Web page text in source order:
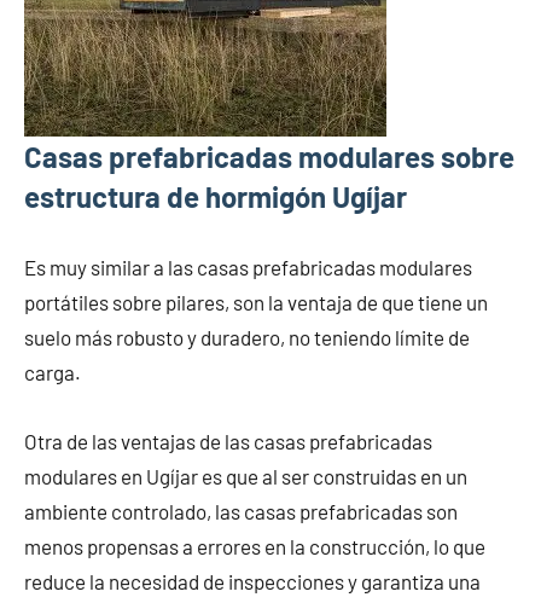
Casas prefabricadas modulares sobre
estructura de hormigón Ugíjar
Es muy similar a las casas prefabricadas modulares
portátiles sobre pilares, son la ventaja de que tiene un
suelo más robusto y duradero, no teniendo límite de
carga.
Otra de las ventajas de las casas prefabricadas
modulares en Ugíjar es que al ser construidas en un
ambiente controlado, las casas prefabricadas son
menos propensas a errores en la construcción, lo que
reduce la necesidad de inspecciones y garantiza una